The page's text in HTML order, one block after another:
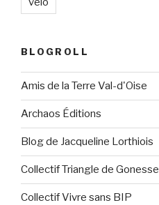
BLOGROLL
Amis de la Terre Val-d'Oise
Archaos Éditions
Blog de Jacqueline Lorthiois
Collectif Triangle de Gonesse
Collectif Vivre sans BIP